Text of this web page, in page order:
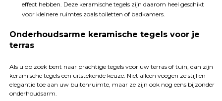
effect hebben. Deze keramische tegels zijn daarom heel geschikt
voor kleinere ruimtes zoals toiletten of badkamers.
Onderhoudsarme keramische tegels voor je
terras
Als u op zoek bent naar prachtige tegels voor uw terras of tuin, dan zijn
keramische tegels een uitstekende keuze. Niet alleen voegen ze stijl en
elegantie toe aan uw buitenruimte, maar ze zijn ook nog eens bijzonder
onderhoudsarm.